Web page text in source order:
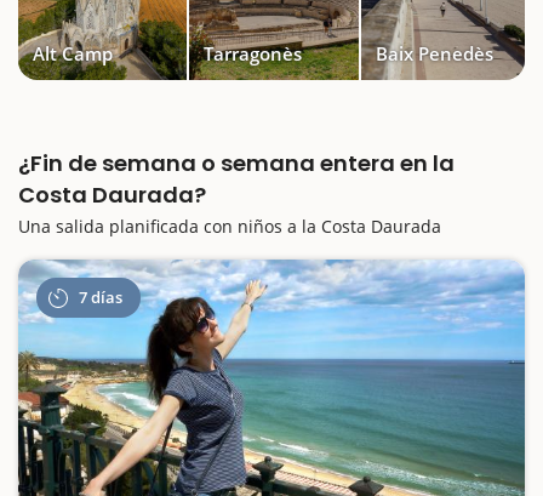
Alt Camp Tarragonès Baix Penedès
¿Fin de semana o semana entera en la
Costa Daurada?
Una salida planificada con niños a la Costa Daurada
7 días